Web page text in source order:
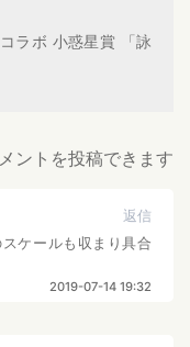
ラボ 小惑星賞 「詠
ントを投稿できます
返信
ケールも収まり具合
2019-07-14 19:32